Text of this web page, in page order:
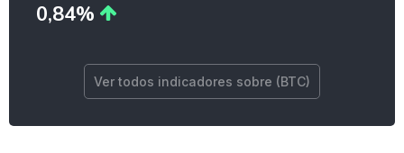
0,84%
Ver todos indicadores sobre (BTC)